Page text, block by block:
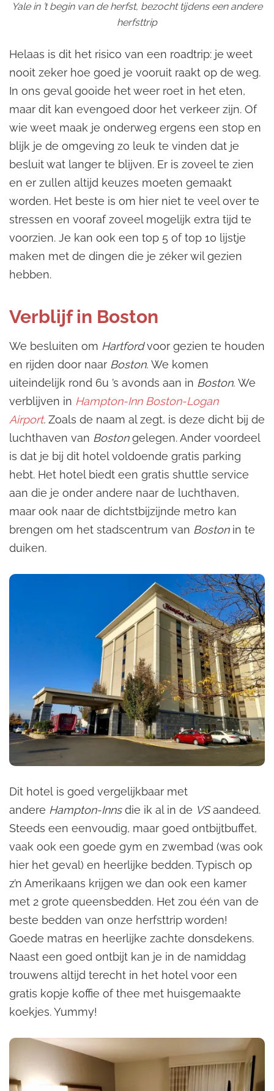
Yale in ’t begin van de herfst, bezocht tijdens een andere
herfsttrip
Helaas is dit het risico van een roadtrip: je weet
nooit zeker hoe goed je vooruit raakt op de weg.
In ons geval gooide het weer roet in het eten,
maar dit kan evengoed door het verkeer zijn. Of
wie weet maak je onderweg ergens een stop en
blijk je de omgeving zo leuk te vinden dat je
besluit wat langer te blijven. Er is zoveel te zien
en er zullen altijd keuzes moeten gemaakt
worden. Het beste is om hier niet te veel over te
stressen en vooraf zoveel mogelijk extra tijd te
voorzien. Je kan ook een top 5 of top 10 lijstje
maken met de dingen die je zéker wil gezien
hebben.
Verblijf in Boston
We besluiten om Hartfordvoor gezien te houden
en rijden door naar Boston. We komen
uiteindelijk rond 6u ’s avonds aan in Boston. We
verblijven in Hampton-Inn Boston-Logan
Airport. Zoals de naam al zegt, is deze dicht bij de
luchthaven van Bostongelegen. Ander voordeel
is dat je bij dit hotel voldoende gratis parking
hebt. Het hotel biedt een gratis shuttle service
aan die je onder andere naar de luchthaven,
maar ook naar de dichtstbijzijnde metro kan
brengen om het stadscentrum van Bostonin te
duiken.
Dit hotel is goed vergelijkbaar met
andere Hampton-Innsdie ik al in de VSaandeed.
Steeds een eenvoudig, maar goed ontbijtbuffet,
vaak ook een goede gym en zwembad (was ook
hier het geval) en heerlijke bedden. Typisch op
z’n Amerikaans krijgen we dan ook een kamer
met 2 grote queensbedden. Het zou één van de
beste bedden van onze herfsttrip worden!
Goede matras en heerlijke zachte donsdekens.
Naast een goed ontbijt kan je in de namiddag
trouwens altijd terecht in het hotel voor een
gratis kopje koffie of thee met huisgemaakte
koekjes. Yummy!